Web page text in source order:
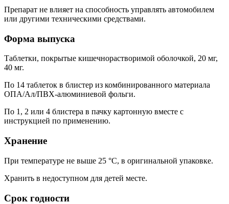
Препарат не влияет на способность управлять автомобилем
или другими техническими средствами.
Форма выпуска
Таблетки, покрытые кишечнорастворимой оболочкой, 20 мг,
40 мг.
По 14 таблеток в блистер из комбинированного материала
ОПА/Ал/ПВХ-алюминиевой фольги.
По 1, 2 или 4 блистера в пачку картонную вместе с
инструкцией по применению.
Хранение
При температуре не выше 25 °C, в оригинальной упаковке.
Хранить в недоступном для детей месте.
Срок годности